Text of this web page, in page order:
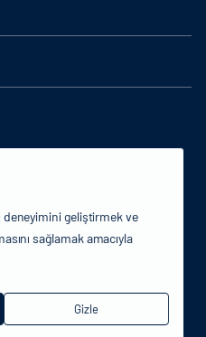
- Tüm hakları saklıdır.
deneyimini geliştirmek ve
sağlamak amacıyla
Gizle